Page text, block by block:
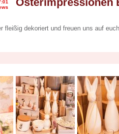
fleißig dekoriert und freuen uns auf